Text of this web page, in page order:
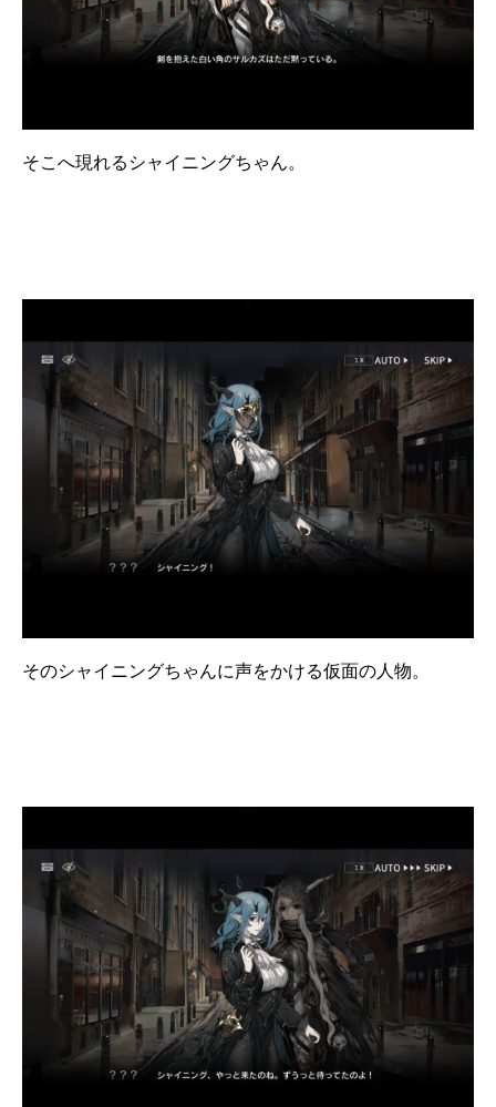
そこへ現れるシャイニングちゃん。
そのシャイニングちゃんに声をかける仮面の人物。